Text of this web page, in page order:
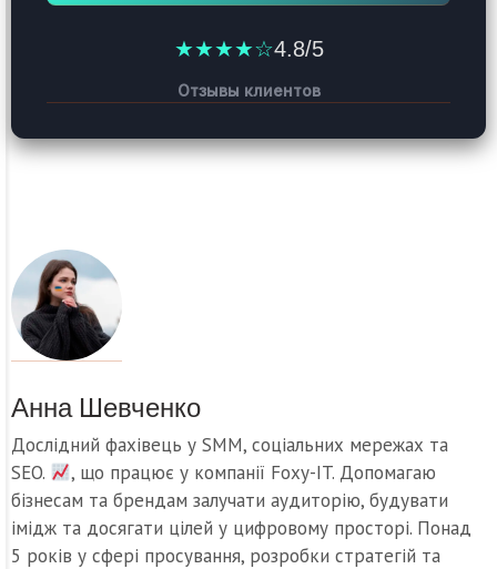
★★★★☆4.8/5
Отзывы клиентов
Анна Шевченко
Дослідний фахівець у SMM, соціальних мережах та
SEO.
, що працює у компанії Foxy-IT. Допомагаю
бізнесам та брендам залучати аудиторію, будувати
імідж та досягати цілей у цифровому просторі. Понад
5 років у сфері просування, розробки стратегій та